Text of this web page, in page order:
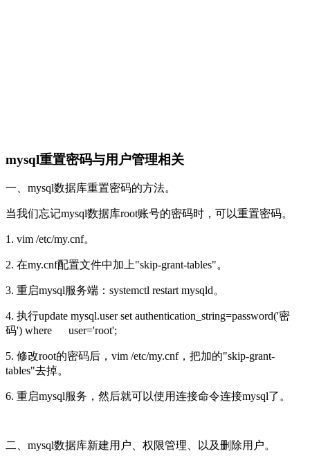
mysql重置密码与用户管理相关
一、mysql数据库重置密码的方法。
当我们忘记mysql数据库root账号的密码时，可以重置密码。
1. vim /etc/my.cnf。
2. 在my.cnf配置文件中加上"skip-grant-tables"。
3. 重启mysql服务端：systemctl restart mysqld。
4. 执行update mysql.user set authentication_string=password('密
码') where user='root';
5. 修改root的密码后，vim /etc/my.cnf，把加的"skip-grant-
tables"去掉。
6. 重启mysql服务，然后就可以使用连接命令连接mysql了。
二、mysql数据库新建用户、权限管理、以及删除用户。